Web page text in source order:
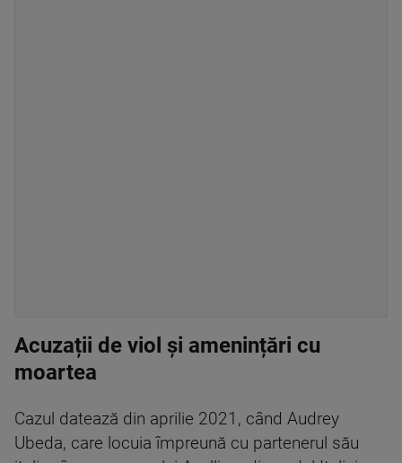
Acuzații de viol și amenințări cu
moartea
Cazul datează din aprilie 2021, când Audrey
Ubeda, care locuia împreună cu partenerul său